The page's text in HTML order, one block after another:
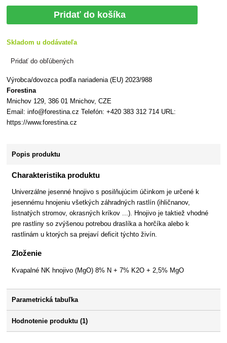
Pridať do košíka
Skladom u dodávateľa
Pridať do obľúbených
Výrobca/dovozca podľa nariadenia (EU) 2023/988
Forestina
Mnichov 129, 386 01 Mnichov, CZE
Email: info@forestina.cz Telefón: +420 383 312 714 URL:
https://www.forestina.cz
Popis produktu
Charakteristika produktu
Univerzálne jesenné hnojivo s posilňujúcim účinkom je určené k
jesennému hnojeniu všetkých záhradných rastlín (ihličnanov,
listnatých stromov, okrasných kríkov ...). Hnojivo je taktiež vhodné
pre rastliny so zvýšenou potrebou draslíka a horčíka alebo k
rastlinám u ktorých sa prejaví deficit týchto živín.
Zloženie
Kvapalné NK hnojivo (MgO) 8% N + 7% K2O + 2,5% MgO
Parametrická tabuľka
Hodnotenie produktu (1)